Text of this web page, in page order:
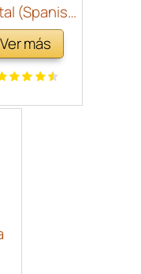
(Spanish
Edition)
Ver más